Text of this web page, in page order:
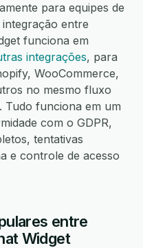
para equipes de
entre
funciona em
integrações, para
WooCommerce,
no mesmo fluxo
Tudo funciona em um
com o GDPR,
tentativas
e controle de acesso
entre
Widget